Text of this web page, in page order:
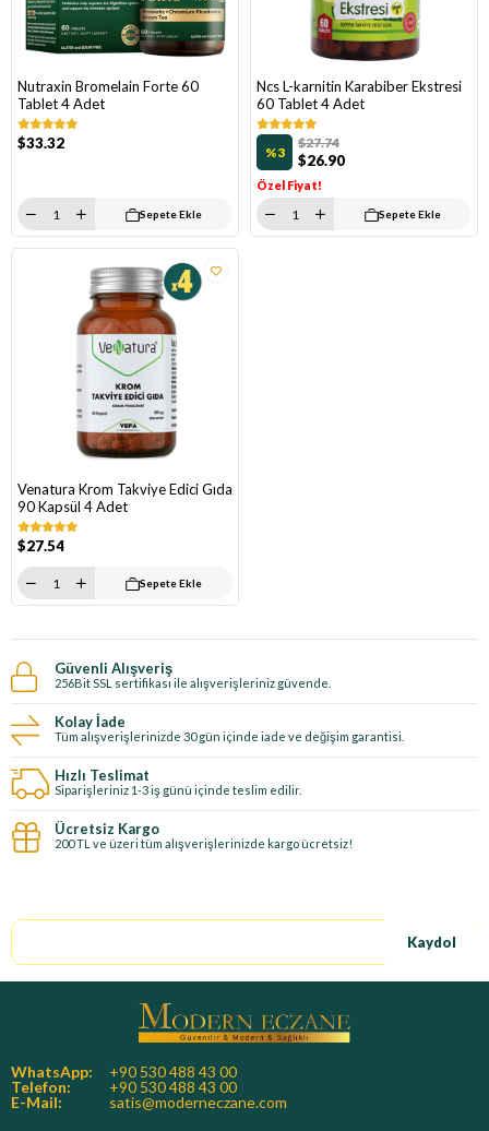
Nutraxin Bromelain Forte 60
Tablet 4 Adet
$33.32
Sepete Ekle
Ncs L-karnitin Karabiber Ekstresi
60 Tablet 4 Adet
%3 $26.90
$27.74
Özel Fiyat!
Sepete Ekle
Venatura Krom Takviye Edici Gıda
90 Kapsül 4 Adet
$27.54
Sepete Ekle
Güvenli Alışveriş
256Bit SSL sertifikası ile alışverişleriniz güvende.
Kolay İade
Tüm alışverişlerinizde 30 gün içinde iade ve değişim garantisi.
Hızlı Teslimat
Siparişleriniz 1-3 iş günü içinde teslim edilir.
Ücretsiz Kargo
200 TL ve üzeri tüm alışverişlerinizde kargo ücretsiz!
Kaydol
WhatsApp:
+90 530 488 43 00
Telefon:
+90 530 488 43 00
E-Mail:
satis@moderneczane.com